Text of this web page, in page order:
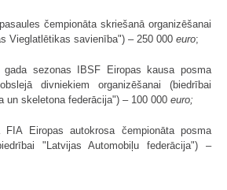
čempionāta skriešanā organizēšanai
Vieglatlētikas savienība") – 250 000 euro;
gada sezonas IBSF Eiropas kausa posma
divniekiem organizēšanai (biedrībai
un skeletona federācija") – 100 000 euro;
Eiropas autokrosa čempionāta posma
"Latvijas Automobiļu federācija") –